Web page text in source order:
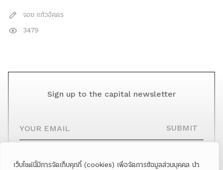
เว็บไซต์นี้มีการจัดเก็บคุกกี้ (cookies) เพื่อจัดการข้อมูลส่วนบุคคล นำ
จอย แก้วอัศดร
3479
Sign up to the capital newsletter
SUBMIT